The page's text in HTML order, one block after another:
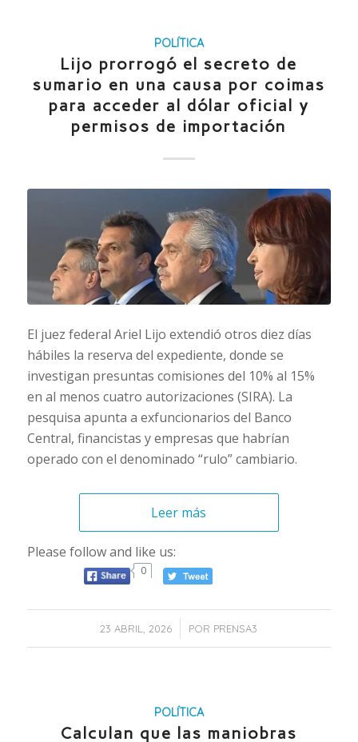
POLÍTICA
Lijo prorrogó el secreto de
sumario en una causa por coimas
para acceder al dólar oficial y
permisos de importación
El juez federal Ariel Lijo extendió otros diez días
hábiles la reserva del expediente, donde se
investigan presuntas comisiones del 10% al 15%
en al menos cuatro autorizaciones (SIRA). La
pesquisa apunta a exfuncionarios del Banco
Central, financistas y empresas que habrían
operado con el denominado “rulo” cambiario.
Leer más
Please follow and like us:
0
23 ABRIL, 2026
/ POR PRENSA3
POLÍTICA
Calculan que las maniobras